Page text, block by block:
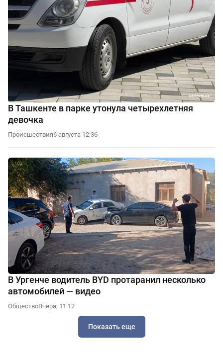
В Ташкенте в парке утонула четырехлетняя
девочка
Происшествия6 августа 12:36
В Ургенче водитель BYD протаранил несколько
автомобилей — видео
ОбществоВчера, 11:12
Показать еще